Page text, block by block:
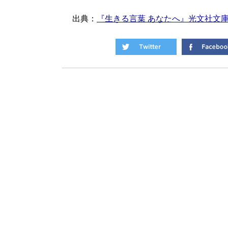
出典： 『生きる言葉 あなたへ』光文社文